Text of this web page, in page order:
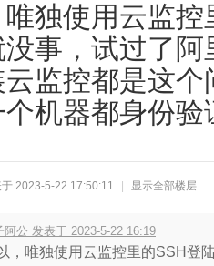
独使用云监
事，试过了
监控都是这
机器都身份验
2023-5-22 17:50:11 显示全部楼层
阿公 发表于 2023-5-22 16:19
，唯独使用云监控里的SSH登